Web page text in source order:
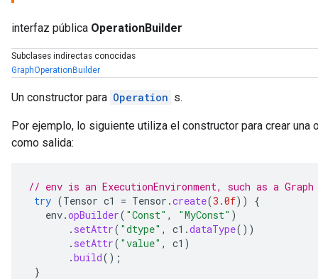
interfaz pública OperationBuilder
Subclases indirectas conocidas
GraphOperationBuilder
Un constructor para Operation s.
Por ejemplo, lo siguiente utiliza el constructor para crear una
como salida:
// env is an ExecutionEnvironment, such as a
try (Tensor c1 = Tensor .create(3.0f))
{
env.opBuilder( "Const" , "MyConst" )
. setAttr( "dtype" , c1 .dataType())
. setAttr( "value" , c1 )
.build();
}